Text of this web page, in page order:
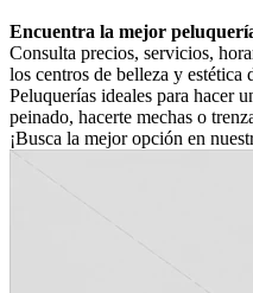
Encuentra la mejor
Consulta precios, servicios,
los centros de belleza y estética
Peluquerías ideales para hacer
peinado, hacerte mechas o
¡Busca la mejor opción en